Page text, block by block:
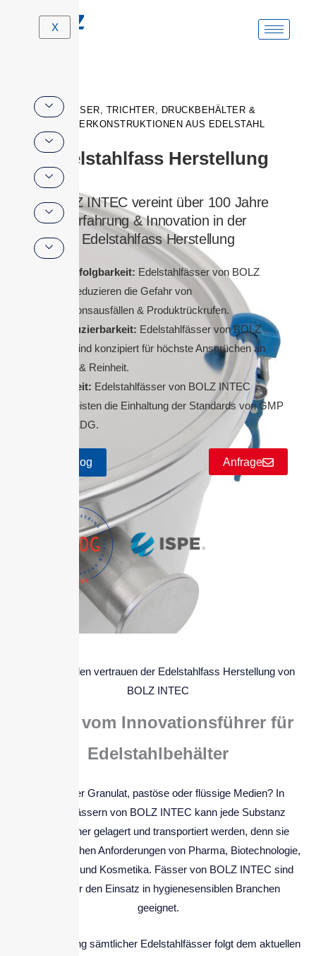
X
FÄSSER, TRICHTER, DRUCKBEHÄLTER &
SONDERKONSTRUKTIONEN AUS EDELSTAHL
Edelstahlfass Herstellung
BOLZ INTEC vereint über 100 Jahre
Erfahrung & Innovation in der
Edelstahlfass Herstellung
Rückverfolgbarkeit: Edelstahlfässer von BOLZ
INTEC reduzieren die Gefahr von
Produktionsausfällen & Produktrückrufen.
Reproduzierbarkeit: Edelstahlfässer von BOLZ
INTEC sind konzipiert für höchste Ansprüchen an
Hygiene & Reinheit.
Sicherheit: Edelstahlfässer von BOLZ INTEC
gewährleisten die Einhaltung der Standards von GMP
und EHEDG.
Katalog Anfrage
2.000+ Kunden vertrauen der Edelstahlfass Herstellung von
BOLZ INTEC
Fässer vom Innovationsführer für
Edelstahlbehälter
Pulver oder Granulat, pastöse oder flüssige Medien? In
Edelstahlfässern von BOLZ INTEC kann jede Substanz
absolut sicher gelagert und transportiert werden, denn sie
erfüllen die hohen Anforderungen von Pharma, Biotechnologie,
Feinchemie und Kosmetika. Fässer von BOLZ INTEC sind
perfekt für den Einsatz in hygienesensiblen Branchen
geeignet.
Die Herstellung sämtlicher Edelstahlfässer folgt dem aktuellen